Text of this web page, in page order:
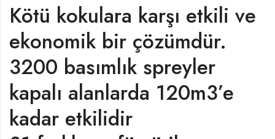
Kötü kokulara karşı etkili ve
ekonomik bir çözümdür.
3200 basımlık spreyler
kapalı alanlarda 120m3’e
kadar etkilidir